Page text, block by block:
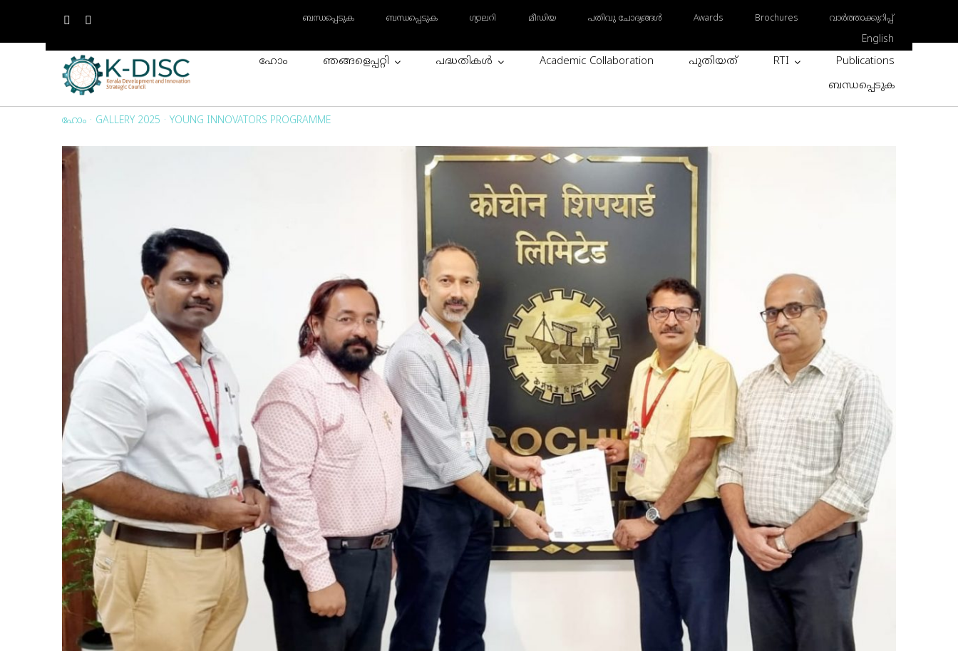
ബന്ധപ്പെടുക ബന്ധപ്പെടുക ഗ്യാലറി മീഡിയ പതിവു ചോദ്യങ്ങള്‍ Awards Brochures വാർത്താക്കുറിപ്പ്
English
ഹോം ഞങ്ങളെപ്പറ്റി പദ്ധതികള്‍ Academic Collaboration പുതിയത് RTI
Publications
ബന്ധപ്പെടുക
ഹോം · GALLERY 2025 · YOUNG INNOVATORS PROGRAMME
View
Larger
Image